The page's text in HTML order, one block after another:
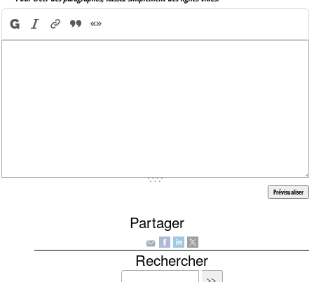
Partager
Rechercher